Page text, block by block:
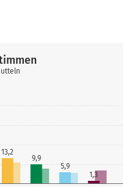
13,2
9,9
5,9
1,3